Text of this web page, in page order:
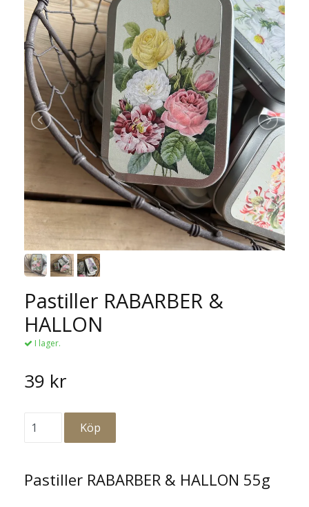
Pastiller RABARBER &
HALLON
I lager.
39 kr
Pastiller RABARBER & HALLON 55g